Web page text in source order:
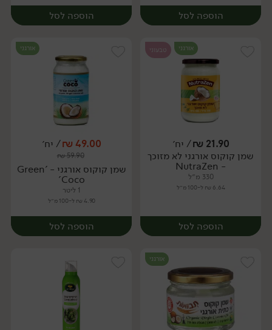
הוספה לסל
יח׳
הוספה לסל
יח׳
אורגני טבעוני
21.90
₪/ יח׳
שמן קוקוס אורגני לא מזוכך
- NutraZen
330 מ״ל
6.64 ₪ ל-100 מ״ל
הוספה לסל
אורגני
49.00
₪/ יח׳
59.90
₪
שמן קוקוס אורגני - 'Green
Coco'
1 ליטר
4.90 ₪ ל-100 מ״ל
הוספה לסל
אורגני